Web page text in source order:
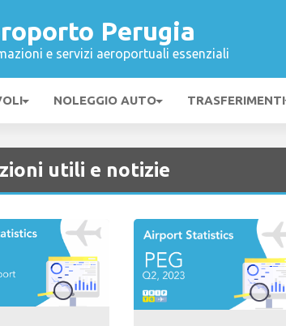
Perugia
e servizi aeroportuali essenziali
NOLEGGIO AUTO TRASFERIMENTI
utili e notizie